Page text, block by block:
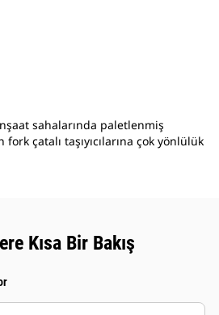
sahalarında paletlenmiş
çatalı taşıyıcılarına çok yönlülük
Kısa Bir Bakış